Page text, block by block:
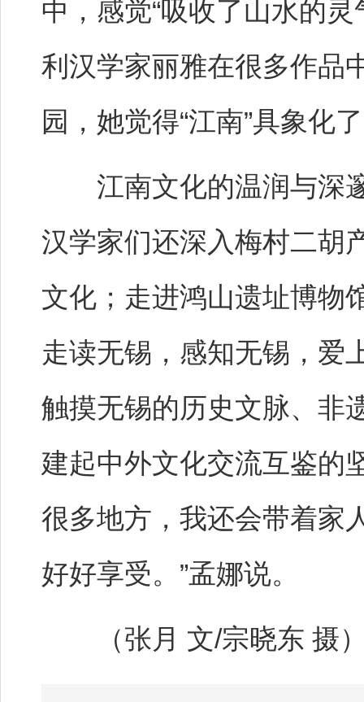
中，感觉“吸收了山水的
利汉学家丽雅在很多作品
园，她觉得“江南”具象化
江南文化的温润与深邃
汉学家们还深入梅村二胡
文化；走进鸿山遗址博物
走读无锡，感知无锡，爱
触摸无锡的历史文脉、非
建起中外文化交流互鉴的
很多地方，我还会带着家
好好享受。”孟娜说。
（张月 文/宗晓东 摄